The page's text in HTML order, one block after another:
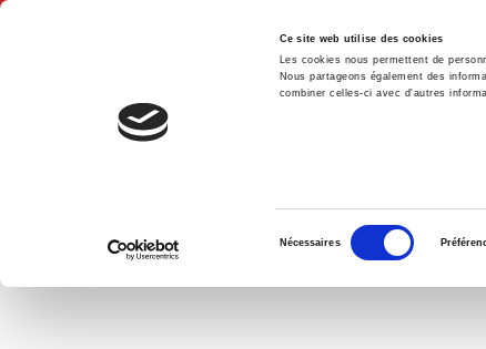
Ce site web utilise des cookies
Les cookies nous permettent de
Nous partageons également des
combiner celles-ci avec d'autres
consentement
Nécessaires
PANIER D'ACHATS